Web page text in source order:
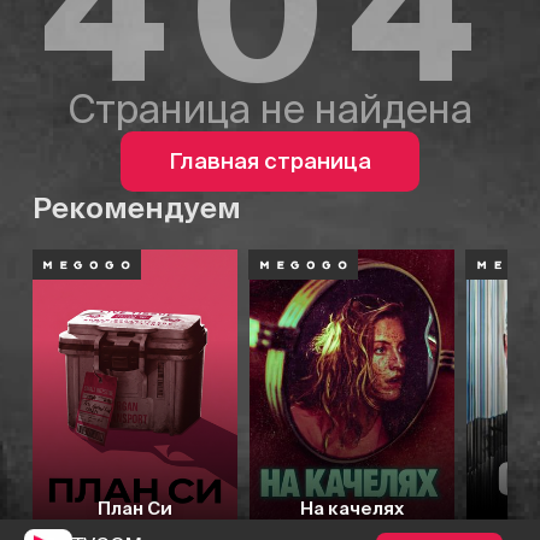
Страница не найдена
Главная страница
Рекомендуем
План Си На качелях